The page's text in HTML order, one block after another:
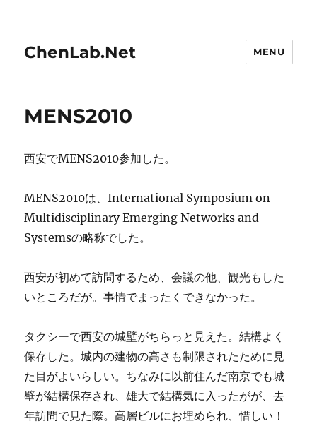
ChenLab.Net MENU
MENS2010
西安でMENS2010参加した。
MENS2010は、International Symposium on
Multidisciplinary Emerging Networks and
Systemsの略称でした。
西安が初めて訪問するため、会議の他、観光もした
いところだが。事情でまったくできなかった。
タクシーで西安の城壁がちらっと見えた。結構よく
保存した。城内の建物の高さも制限されたために見
た目がよいらしい。ちなみに以前住んだ南京でも城
壁が結構保存され、雄大で結構気に入ったがが、去
年訪問で見た際。高層ビルにお埋められ、惜しい！